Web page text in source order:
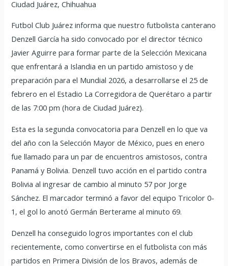
Ciudad Juárez, Chihuahua
Futbol Club Juárez informa que nuestro futbolista canterano
Denzell García ha sido convocado por el director técnico
Javier Aguirre para formar parte de la Selección Mexicana
que enfrentará a Islandia en un partido amistoso y de
preparación para el Mundial 2026, a desarrollarse el 25 de
febrero en el Estadio La Corregidora de Querétaro a partir
de las 7:00 pm (hora de Ciudad Juárez).
Esta es la segunda convocatoria para Denzell en lo que va
del año con la Selección Mayor de México, pues en enero
fue llamado para un par de encuentros amistosos, contra
Panamá y Bolivia. Denzell tuvo acción en el partido contra
Bolivia al ingresar de cambio al minuto 57 por Jorge
Sánchez. El marcador terminó a favor del equipo Tricolor 0-
1, el gol lo anotó Germán Berterame al minuto 69.
Denzell ha conseguido logros importantes con el club
recientemente, como convertirse en el futbolista con más
partidos en Primera División de los Bravos, además de